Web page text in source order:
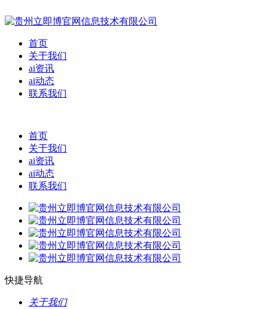
首页
关于我们
ai资讯
ai动态
联系我们
首页
关于我们
ai资讯
ai动态
联系我们
快捷导航
关于我们